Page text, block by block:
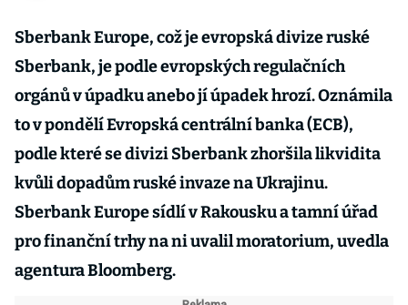
Sberbank Europe, což je evropská divize ruské
Sberbank, je podle evropských regulačních
orgánů v úpadku anebo jí úpadek hrozí. Oznámila
to v pondělí Evropská centrální banka (ECB),
podle které se divizi Sberbank zhoršila likvidita
kvůli dopadům ruské invaze na Ukrajinu.
Sberbank Europe sídlí v Rakousku a tamní úřad
pro finanční trhy na ni uvalil moratorium, uvedla
agentura Bloomberg.